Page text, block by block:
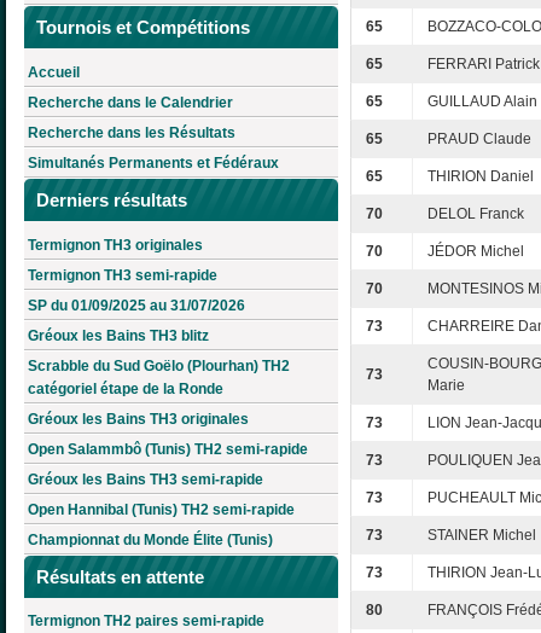
Tournois et Compétitions
Accueil
Recherche dans le Calendrier
Recherche dans les Résultats
Simultanés Permanents et Fédéraux
Derniers résultats
Termignon TH3 originales
Termignon TH3 semi-rapide
SP du 01/09/2025 au 31/07/2026
Gréoux les Bains TH3 blitz
Scrabble du Sud Goëlo (Plourhan) TH2
catégoriel étape de la Ronde
Gréoux les Bains TH3 originales
Open Salammbô (Tunis) TH2 semi-rapide
Gréoux les Bains TH3 semi-rapide
Open Hannibal (Tunis) TH2 semi-rapide
Championnat du Monde Élite (Tunis)
Résultats en attente
Termignon TH2 paires semi-rapide
65 BOZZACO-
65 FERRARI Patrick
65 GUILLAUD Alain
65 PRAUD Claude
65 THIRION Daniel
70 DELOL Franck
70 JÉDOR Michel
70 MONTESINOS
73 CHARREIRE
73
COUSIN-
Marie
73 LION Jean-
73 POULIQUEN
73 PUCHEAULT
73 STAINER Michel
73 THIRION Jean-
80 FRANÇOIS